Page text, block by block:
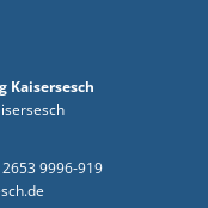
Kaisersesch
9996-919